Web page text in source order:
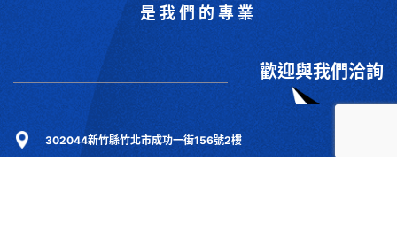
是我們的專業
歡迎與我們洽詢
302044新竹縣竹北市成功一街156號2樓